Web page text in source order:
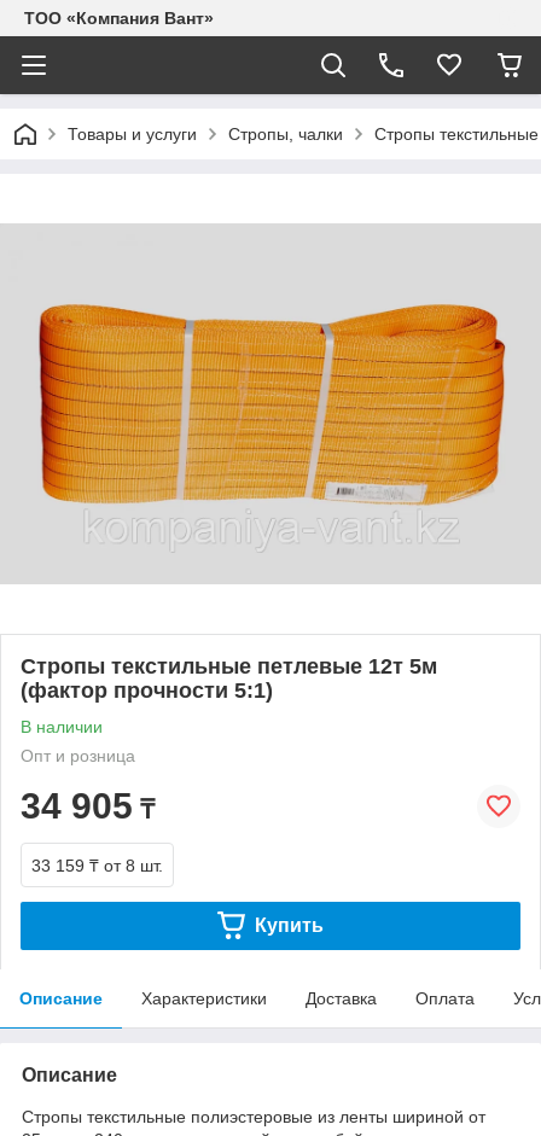
ТОО «Компания Вант»
Товары и услуги Стропы, чалки Стропы
Стропы текстильные петлевые 12т 5м
(фактор прочности 5:1)
В наличии
Опт и розница
34 905 ₸
33 159 ₸ от 8 шт.
Купить
Описание Характеристики Доставка Оплата
Описание
Стропы текстильные полиэстеровые из ленты шириной от